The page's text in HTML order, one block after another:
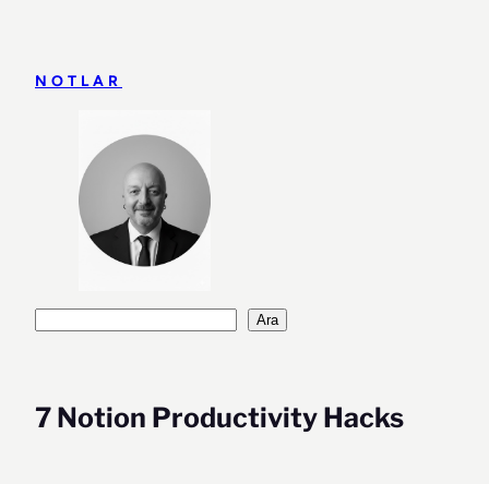
NOTLAR
Ara
7 Notion Productivity Hacks